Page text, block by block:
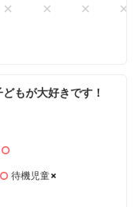
もが大好きです！
待機児童